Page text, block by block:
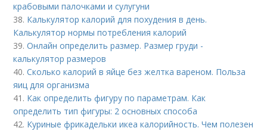
крабовыми палочками и сулугуни
38. Калькулятор калорий для похудения в день.
Калькулятор нормы потребления калорий
39.Онлайн определить размер. Размер груди -
калькулятор размеров
40.Сколько калорий в яйце без желтка вареном. Польза
яиц для организма
41. Как определить фигуру по параметрам. Как
определить тип фигуры: 2 основных способа
42. Куриные фрикадельки икеа калорийность. Чем полезен